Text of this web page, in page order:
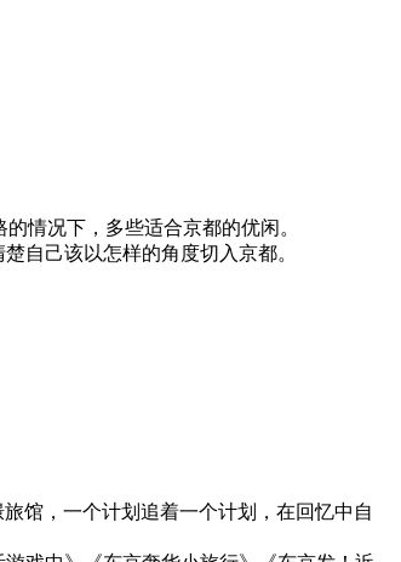
情况下，多些适合京都的优闲。
自己该以怎样的角度切入京都。
馆，一个计划追着一个计划，在回忆中自